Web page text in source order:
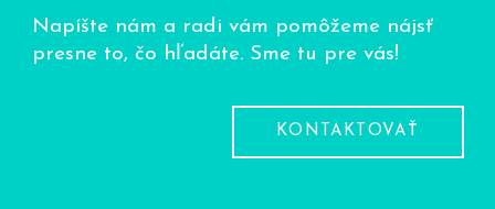
Napíšte nám a radi vám pomôžeme nájsť
presne to, čo hľadáte. Sme tu pre vás!
KONTAKTOVAŤ